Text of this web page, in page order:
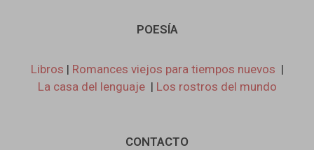
POESÍA
Libros | Romances viejos para tiempos nuevos |
La casa del lenguaje| Los rostros del mundo
CONTACTO